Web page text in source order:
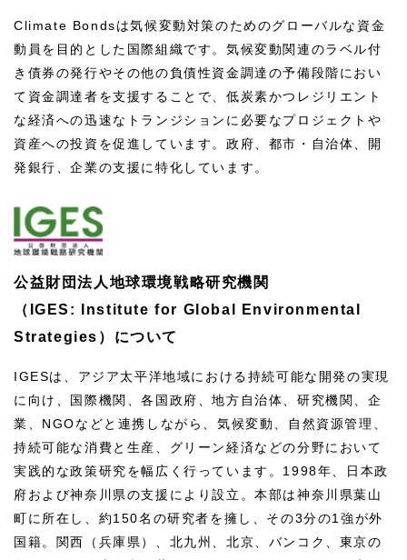
Climate Bondsは気候変動対策のためのグローバルな資金
動員を目的とした国際組織です。気候変動関連のラベル付
き債券の発行やその他の負債性資金調達の予備段階におい
て資金調達者を支援することで、低炭素かつレジリエント
な経済への迅速なトランジションに必要なプロジェクトや
資産への投資を促進しています。政府、都市・自治体、開
発銀行、企業の支援に特化しています。
公益財団法人地球環境戦略研究機関
（IGES: Institute for Global Environmental
Strategies）について
IGESは、アジア太平洋地域における持続可能な開発の実現
に向け、国際機関、各国政府、地方自治体、研究機関、企
業、NGOなどと連携しながら、気候変動、自然資源管理、
持続可能な消費と生産、グリーン経済などの分野において
実践的な政策研究を幅広く行っています。1998年、日本政
府および神奈川県の支援により設立。本部は神奈川県葉山
町に所在し、約150名の研究者を擁し、その3分の1強が外
国籍。関西（兵庫県）、北九州、北京、バンコク、東京の